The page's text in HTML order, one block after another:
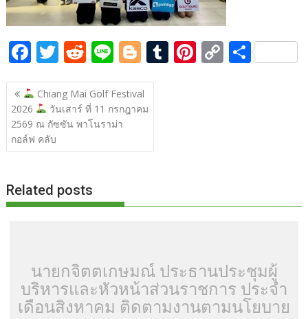
F
ac
e
b
o
o
k
T
w
itt
er
R
e
d
di
Li
n
e
Bl
o
g
g
T Pi C S
แนะแนว
เรื่อง
Chiang Mai Golf Festival
2026
วันเสาร์ ที่ 11 กรกฎาคม
2569 ณ กัซซัน พาโนราม่า
กอล์ฟ คลับ
Related posts
นายกจิตตเกษมณ์ ประธานประชุมผู้
บริหารและหัวหน้าส่วนราชการ ประจำ
เดือนสิงหาคม ติดตามงานตามนโยบาย